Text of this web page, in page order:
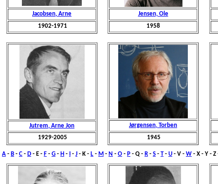
Jacobsen, Arne
1902-1971
Jensen, Ole
1958
Jutrem, Arne Jon
1929-2005
Jørgensen, Torben
1945
A - B - C - D - E - F - G - H - - J - K - L - M - N - O - P - Q - R - S - T- U - V - W - X - Y -